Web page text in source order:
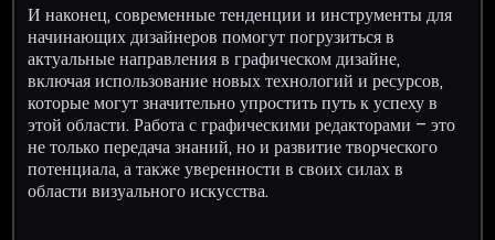
И наконец, современные тенденции и инструменты для
начинающих дизайнеров помогут погрузиться в
актуальные направления в графическом дизайне,
включая использование новых технологий и ресурсов,
которые могут значительно упростить путь к успеху в
этой области. Работа с графическими редакторами – это
не только передача знаний, но и развитие творческого
потенциала, а также уверенности в своих силах в
области визуального искусства.